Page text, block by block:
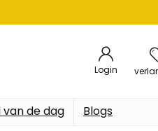
Login
van de dag Blogs